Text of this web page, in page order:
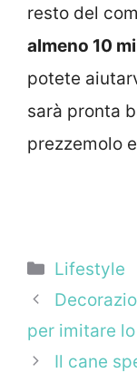
resto del
almeno 10
potete
sarà pronta
prezzemolo
Categorie
Lifestyle
per imitare
Il cane